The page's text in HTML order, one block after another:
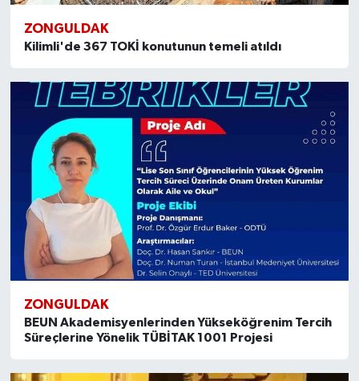
ZONGULDAK
Kilimli'de 367 TOKİ konutunun temeli atıldı
ZONGULDAK
BEUN Akademisyenlerinden Yükseköğrenim Tercih
Süreçlerine Yönelik TÜBİTAK 1001 Projesi